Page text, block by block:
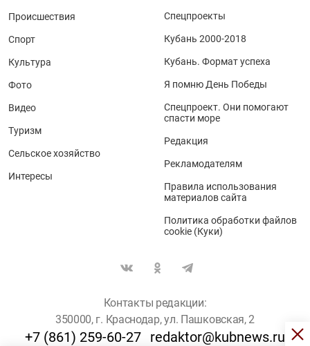
Происшествия
Спорт
Культура
Фото
Видео
Туризм
Сельское хозяйство
Интересы
Спецпроекты
Кубань 2000-2018
Кубань. Формат успеха
Я помню День Победы
Спецпроект. Они помогают
спасти море
Редакция
Рекламодателям
Правила использования
материалов сайта
Политика обработки файлов
cookie (Куки)
Контакты редакции:
350000, г. Краснодар, ул. Пашковская, 2
+7 (861) 259-60-27 redaktor@kubnews.ru